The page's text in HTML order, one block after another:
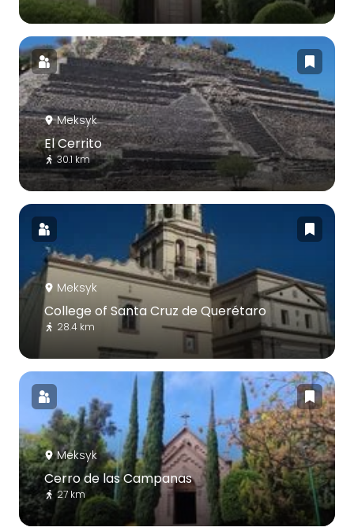
Meksyk
El Cerrito
30.1 km
Meksyk
College of Santa Cruz de Querétaro
28.4 km
Meksyk
Cerro de las Campanas
27 km